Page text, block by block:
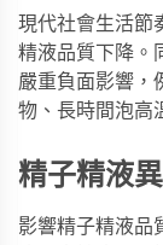
現代社會生活節
精液品質下降。
嚴重負面影響，
物、長時間泡高
精子精液
影響精子精液品